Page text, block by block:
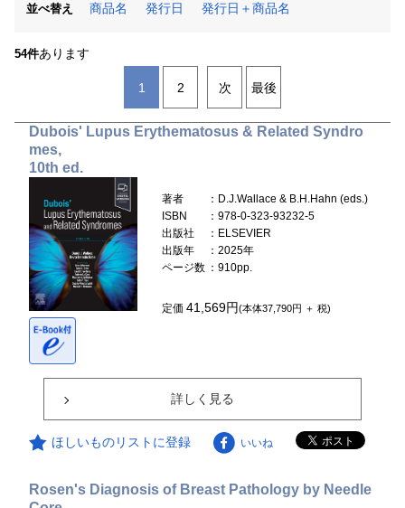
並べ替え 商品名 発行日 発行日＋商品名
54件あります
1 2 次 最後
Dubois' Lupus Erythematosus & Related Syndro
mes,
10th ed.
著者
：D.J.Wallace & B.H.Hahn (eds.)
ISBN
：978-0-323-93232-5
出版社
：ELSEVIER
出版年
：2025年
ページ数 ：910pp.
定価41,569円(本体37,790円 ＋ 税)
詳しく見る
ほしいものリストに登録 いいね
Rosen's Diagnosis of Breast Pathology by Needle